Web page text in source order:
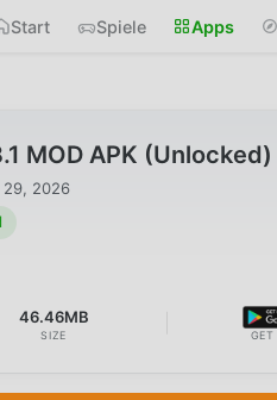
Start Spiele Apps
MOD APK
29, 2026
46.46MB
SIZE GET